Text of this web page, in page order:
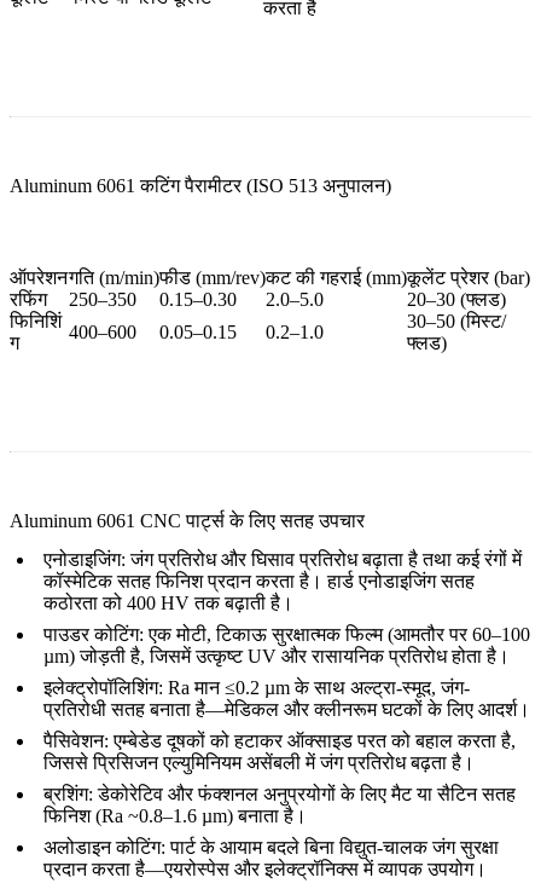
करता है
Aluminum 6061 कटिंग पैरामीटर (ISO 513 अनुपालन)
ऑपरेशनगति (m/min)फीड (mm/rev)कट की गहराई (mm)कूलेंट प्रेशर (bar)
रफिंग
250–350 0.15–0.30 2.0–5.0
20–30 (फ्लड)
फिनिशिं
ग
400–600 0.05–0.15 0.2–1.0
30–50 (मिस्ट/
फ्लड)
Aluminum 6061 CNC पार्ट्स के लिए सतह उपचार
एनोडाइजिंग: जंग प्रतिरोध और घिसाव प्रतिरोध बढ़ाता है तथा कई रंगों में
कॉस्मेटिक सतह फिनिश प्रदान करता है। हार्ड एनोडाइजिंग सतह
कठोरता को 400 HV तक बढ़ाती है।
पाउडर कोटिंग: एक मोटी, टिकाऊ सुरक्षात्मक फिल्म (आमतौर पर 60–100
µm) जोड़ती है, जिसमें उत्कृष्ट UV और रासायनिक प्रतिरोध होता है।
इलेक्ट्रोपॉलिशिंग: Ra मान ≤0.2 µm के साथ अल्ट्रा-स्मूद, जंग-
प्रतिरोधी सतह बनाता है—मेडिकल और क्लीनरूम घटकों के लिए आदर्श।
पैसिवेशन: एम्बेडेड दूषकों को हटाकर ऑक्साइड परत को बहाल करता है,
जिससे प्रिसिजन एल्युमिनियम असेंबली में जंग प्रतिरोध बढ़ता है।
ब्रशिंग: डेकोरेटिव और फंक्शनल अनुप्रयोगों के लिए मैट या सैटिन सतह
फिनिश (Ra ~0.8–1.6 µm) बनाता है।
अलोडाइन कोटिंग: पार्ट के आयाम बदले बिना विद्युत-चालक जंग सुरक्षा
प्रदान करता है—एयरोस्पेस और इलेक्ट्रॉनिक्स में व्यापक उपयोग।